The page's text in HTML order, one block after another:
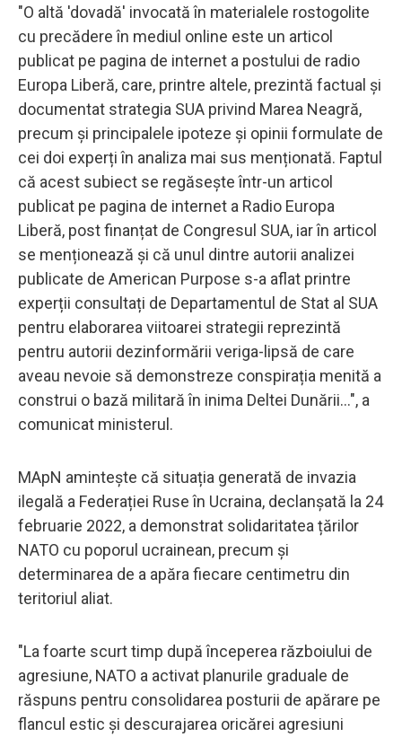
"O altă 'dovadă' invocată în materialele rostogolite
cu precădere în mediul online este un articol
publicat pe pagina de internet a postului de radio
Europa Liberă, care, printre altele, prezintă factual și
documentat strategia SUA privind Marea Neagră,
precum și principalele ipoteze și opinii formulate de
cei doi experți în analiza mai sus menționată. Faptul
că acest subiect se regăsește într-un articol
publicat pe pagina de internet a Radio Europa
Liberă, post finanțat de Congresul SUA, iar în articol
se menționează și că unul dintre autorii analizei
publicate de American Purpose s-a aflat printre
experții consultați de Departamentul de Stat al SUA
pentru elaborarea viitoarei strategii reprezintă
pentru autorii dezinformării veriga-lipsă de care
aveau nevoie să demonstreze conspirația menită a
construi o bază militară în inima Deltei Dunării...", a
comunicat ministerul.
MApN amintește că situația generată de invazia
ilegală a Federației Ruse în Ucraina, declanșată la 24
februarie 2022, a demonstrat solidaritatea țărilor
NATO cu poporul ucrainean, precum și
determinarea de a apăra fiecare centimetru din
teritoriul aliat.
"La foarte scurt timp după începerea războiului de
agresiune, NATO a activat planurile graduale de
răspuns pentru consolidarea posturii de apărare pe
flancul estic și descurajarea oricărei agresiuni